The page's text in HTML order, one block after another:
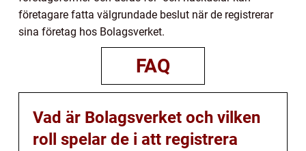
företagare fatta välgrundade beslut när de registrerar
sina företag hos Bolagsverket.
FAQ
Vad är Bolagsverket och vilken
roll spelar de i att registrera